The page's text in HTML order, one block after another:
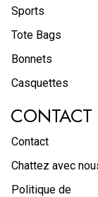
Sports
Tote Bags
Bonnets
Casquettes
CONTACT
Contact
Chattez avec
Politique de